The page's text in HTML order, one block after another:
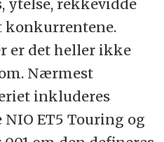
ytelse, rekkevidde
konkurrentene.
er det heller ikke
Nærmest
inkluderes
ET5 Touring og